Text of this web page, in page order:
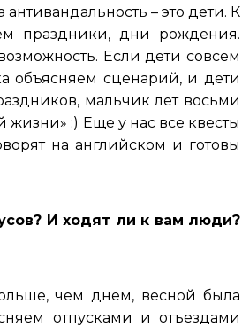
– это дети. К
праздники, дни рождения.
Если дети совсем
объясняем сценарий, и дети
мальчик лет восьми
:) Еще у нас все квесты
на английском и готовы
И ходят ли к вам люди?
чем днем, весной была
отпусками и отъездами